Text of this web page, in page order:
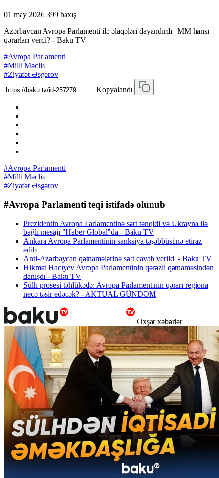
01 may 2026 399 baxış
Azərbaycan Avropa Parlamenti ilə əlaqələri dayandırdı | MM hansı
qərarları verdi? - Baku TV
#Avropa Parlamenti
#Milli Məclis
#Ziyafət Əsgərov
Kopyalandı
#Avropa Parlamenti
#Milli Məclis
#Ziyafət Əsgərov
#Avropa Parlamenti teqi istifadə olunub
Prezidentin Avropa Parlamentinə sərt tənqidi və Ukrayna ilə
bağlı mesajı "Haber Global"da - Baku TV
Ankara Avropa Parlamentinin sanksiya təşəbbüsünə etiraz
edib
Anti-Azərbaycan qətnamələrinə sərt cavab verildi - Baku TV
Hikmət Hacıyev Avropa Parlamentinin qərəzli qətnaməsindən
danışdı - Baku TV
Sülh prosesi təhlükədə: Avropa Parlamentinin qərarı regiona
necə təsir edəcək? - AKTUAL GÜNDƏM
Oxşar xəbərlər